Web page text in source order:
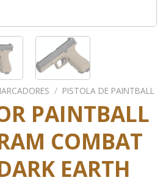
/ PISTOLA DE PAINTBALL
PAINTBALL
COMBAT
EARTH